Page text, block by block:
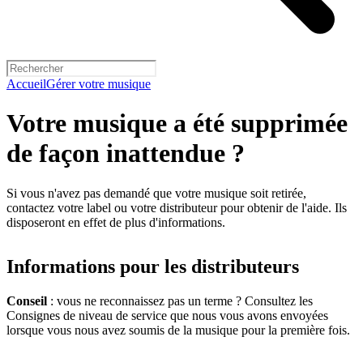
AccueilGérer votre musique
Votre musique a été supprimée
de façon inattendue ?
Si vous n'avez pas demandé que votre musique soit retirée,
contactez votre label ou votre distributeur pour obtenir de l'aide. Ils
disposeront en effet de plus d'informations.
Informations pour les distributeurs
Conseil : vous ne reconnaissez pas un terme ? Consultez les
Consignes de niveau de service que nous vous avons envoyées
lorsque vous nous avez soumis de la musique pour la première fois.